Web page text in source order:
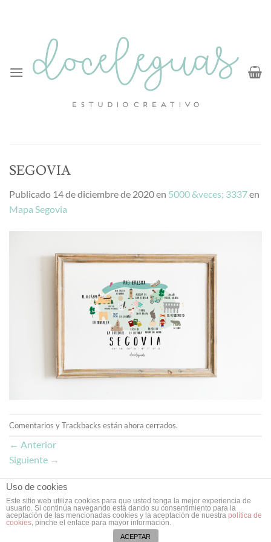
SEGOVIA
Publicado 14 de diciembre de 2020en 5000 &veces; 3337en
Mapa Segovia
Comentarios y Trackbacks están ahora cerrados.
← Anterior
Siguiente →
Copyright 2026 ©Doce Leguas| Estudio de Diseño Gráfico y Web
en Valladolid ❥
Uso de cookies
Este sitio web utiliza cookies para que usted tenga la mejor experiencia de
usuario. Si continúa navegando está dando su consentimiento para la
aceptación de las mencionadas cookies y la aceptación de nuestra política de
cookies, pinche el enlace para mayor información.
ACEPTAR